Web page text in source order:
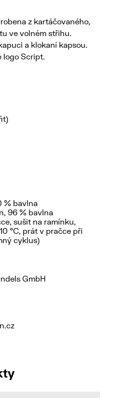
z kartáčovaného,
ve volném střihu.
a klokaní kapsou.
logo Script.
% bavlna
96 % bavlna
sušit na ramínku,
°C, prát v pračce při
cyklus)
GmbH